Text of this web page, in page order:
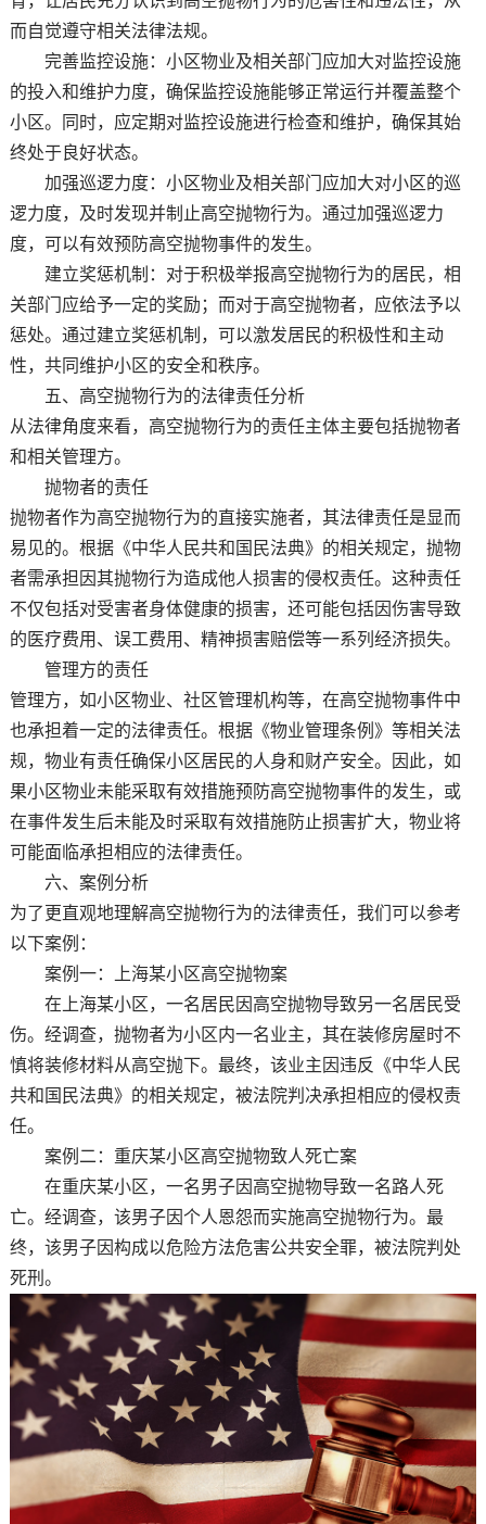
而自觉遵守相关法律法规。
完善监控设施：小区物业及相关部门应加大对监控设施
的投入和维护力度，确保监控设施能够正常运行并覆盖整个
小区。同时，应定期对监控设施进行检查和维护，确保其始
终处于良好状态。
加强巡逻力度：小区物业及相关部门应加大对小区的巡
逻力度，及时发现并制止高空抛物行为。通过加强巡逻力
度，可以有效预防高空抛物事件的发生。
建立奖惩机制：对于积极举报高空抛物行为的居民，相
关部门应给予一定的奖励；而对于高空抛物者，应依法予以
惩处。通过建立奖惩机制，可以激发居民的积极性和主动
性，共同维护小区的安全和秩序。
五、高空抛物行为的法律责任分析
从法律角度来看，高空抛物行为的责任主体主要包括抛物者
和相关管理方。
抛物者的责任
抛物者作为高空抛物行为的直接实施者，其法律责任是显而
易见的。根据《中华人民共和国民法典》的相关规定，抛物
者需承担因其抛物行为造成他人损害的侵权责任。这种责任
不仅包括对受害者身体健康的损害，还可能包括因伤害导致
的医疗费用、误工费用、精神损害赔偿等一系列经济损失。
管理方的责任
管理方，如小区物业、社区管理机构等，在高空抛物事件中
也承担着一定的法律责任。根据《物业管理条例》等相关法
规，物业有责任确保小区居民的人身和财产安全。因此，如
果小区物业未能采取有效措施预防高空抛物事件的发生，或
在事件发生后未能及时采取有效措施防止损害扩大，物业将
可能面临承担相应的法律责任。
六、案例分析
为了更直观地理解高空抛物行为的法律责任，我们可以参考
以下案例：
案例一：上海某小区高空抛物案
在上海某小区，一名居民因高空抛物导致另一名居民受
伤。经调查，抛物者为小区内一名业主，其在装修房屋时不
慎将装修材料从高空抛下。最终，该业主因违反《中华人民
共和国民法典》的相关规定，被法院判决承担相应的侵权责
任。
案例二：重庆某小区高空抛物致人死亡案
在重庆某小区，一名男子因高空抛物导致一名路人死
亡。经调查，该男子因个人恩怨而实施高空抛物行为。最
终，该男子因构成以危险方法危害公共安全罪，被法院判处
死刑。